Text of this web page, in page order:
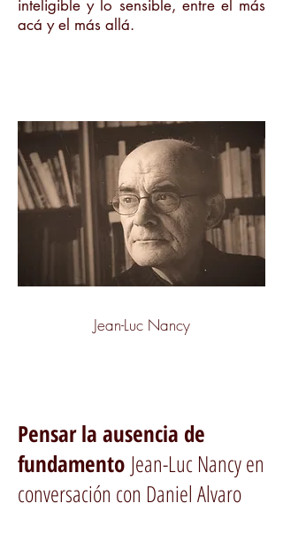
inteligible y lo sensible, entre el más
acá y el más allá.
Jean-Luc Nancy
Pensar la ausencia de
fundamento Jean-Luc Nancy en
conversación con Daniel Alvaro